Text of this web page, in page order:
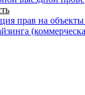
прав на